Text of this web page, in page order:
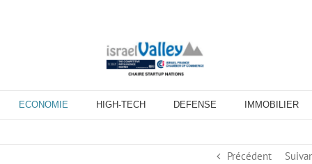
ECONOMIE HIGH-TECH DEFENSE IMMOBILIER
Précédent